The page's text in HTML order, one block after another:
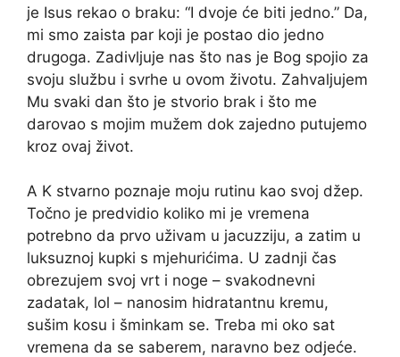
je Isus rekao o braku: “I dvoje će biti jedno.” Da,
mi smo zaista par koji je postao dio jedno
drugoga. Zadivljuje nas što nas je Bog spojio za
svoju službu i svrhe u ovom životu. Zahvaljujem
Mu svaki dan što je stvorio brak i što me
darovao s mojim mužem dok zajedno putujemo
kroz ovaj život.
A K stvarno poznaje moju rutinu kao svoj džep.
Točno je predvidio koliko mi je vremena
potrebno da prvo uživam u jacuzziju, a zatim u
luksuznoj kupki s mjehurićima. U zadnji čas
obrezujem svoj vrt i noge – svakodnevni
zadatak, lol – nanosim hidratantnu kremu,
sušim kosu i šminkam se. Treba mi oko sat
vremena da se saberem, naravno bez odjeće.